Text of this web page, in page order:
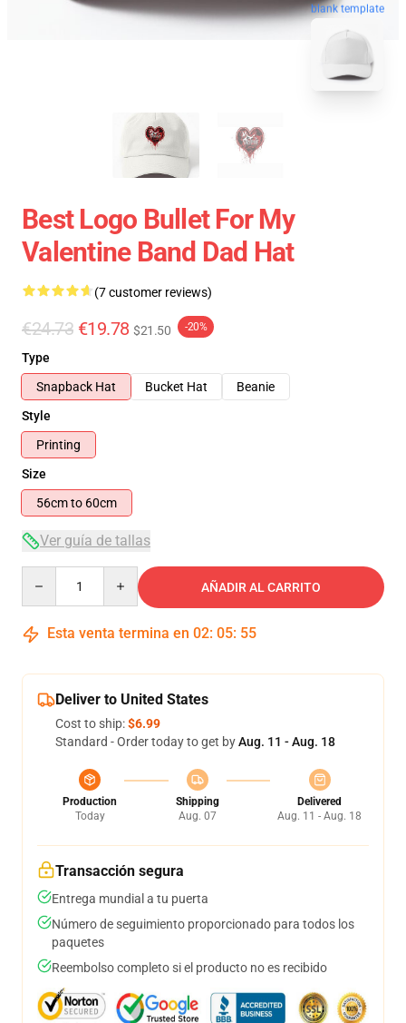
blank template
Best Logo Bullet For My
Valentine Band Dad Hat
(7 customer reviews)
€24.73 €19.78 $21.50 -20%
Type
Snapback Hat
Bucket Hat
Beanie
Style
Printing
Size
56cm to 60cm
Ver guía de tallas
AÑADIR AL CARRITO
Esta venta termina en 02: 05: 54
Deliver to United States
Cost to ship:$6.99
Standard - Order today to get byAug. 11 - Aug. 18
Production
Today
Shipping
Aug. 07
Delivered
Aug. 11 - Aug. 18
Transacción segura
Entrega mundial a tu puerta
Número de seguimiento proporcionado para todos los
paquetes
Reembolso completo si el producto no es recibido